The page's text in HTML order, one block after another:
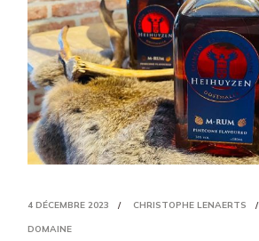
4 DÉCEMBRE 2023 CHRISTOPHE LENAERTS
DOMAINE